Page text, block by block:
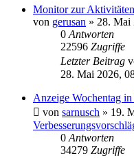
Monitor zur
von gerusan » 28. Mai
0 Antworten
22596 Zugriffe
Letzter Beitrag
28. Mai 2026,
Anzeige Wochentag in
von sarnusch » 19.
0 Antworten
34279 Zugriffe